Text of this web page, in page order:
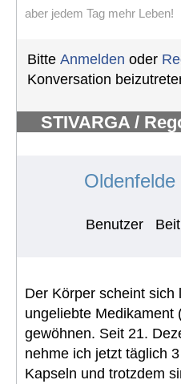
aber jedem Tag mehr Leben!
Bitte Anmelden oder
Konversation
STIVARGA /
Oldenfelde
Benutzer
Der Körper scheint sich
ungeliebte Medikament
gewöhnen. Seit 21.
nehme ich jetzt täglich
Kapseln und trotzdem